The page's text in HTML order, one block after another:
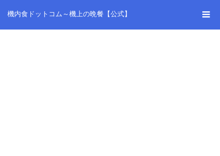
機内食ドットコム～機上の晩餐【公式】